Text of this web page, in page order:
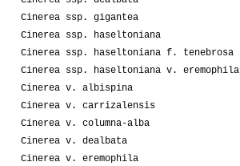
Cinerea ssp. gigantea
Cinerea ssp. haseltoniana
Cinerea ssp. haseltoniana f. tenebrosa
Cinerea ssp. haseltoniana v. eremophila
Cinerea v. albispina
Cinerea v. carrizalensis
Cinerea v. columna-alba
Cinerea v. dealbata
Cinerea v. eremophila